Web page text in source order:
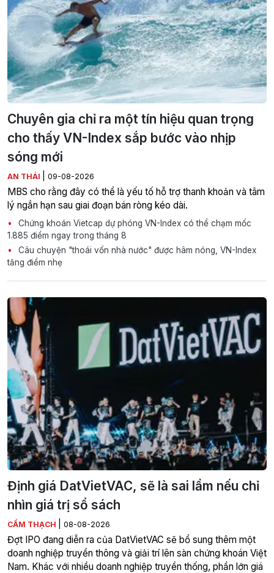
Chuyên gia chỉ ra một tín hiệu quan trọng
cho thấy VN-Index sắp bước vào nhịp
sóng mới
AN THÁI 09-08-2026
MBS cho rằng đây có thể là yếu tố hỗ trợ thanh khoản và tâm
lý ngắn hạn sau giai đoạn bán ròng kéo dài.
Chứng khoán Vietcap dự phóng VN-Index có thể chạm mốc
1.885 điểm ngay trong tháng 8
Câu chuyện "thoái vốn nhà nước" được hâm nóng, VN-Index
tăng điểm nhẹ
Định giá DatVietVAC, sẽ là sai lầm nếu chỉ
nhìn giá trị sổ sách
CẨM THẠCH 08-08-2026
Đợt IPO đang diễn ra của DatVietVAC sẽ bổ sung thêm một
doanh nghiệp truyền thông và giải trí lên sàn chứng khoán Việt
Nam. Khác với nhiều doanh nghiệp truyền thống, phần lớn giá